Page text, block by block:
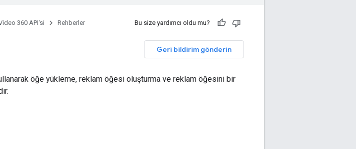
360 API'si Rehberler Bu size yardımcı oldu mu?
Geri bildirim gönderin
öğe yükleme, reklam öğesi oluşturma ve reklam öğesini bir